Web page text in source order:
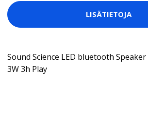
LISÄTIETOJA
Sound Science LED bluetooth
3W 3h Play